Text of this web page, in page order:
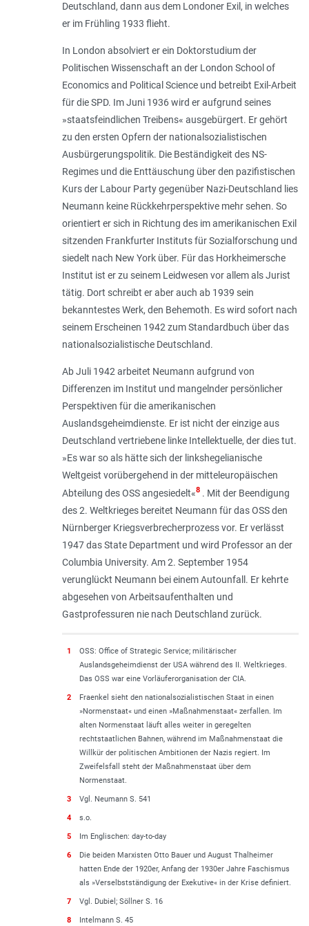
Deutschland, dann aus dem Londoner Exil, in welches
er im Frühling 1933 flieht.
In London absolviert er ein Doktorstudium der
Politischen Wissenschaft an der London School of
Economics and Political Science und betreibt Exil-Arbeit
für die SPD. Im Juni 1936 wird er aufgrund seines
»staatsfeindlichen Treibens« ausgebürgert. Er gehört
zu den ersten Opfern der nationalsozialistischen
Ausbürgerungspolitik. Die Beständigkeit des NS-
Regimes und die Enttäuschung über den pazifistischen
Kurs der Labour Party gegenüber Nazi-Deutschland lies
Neumann keine Rückkehrperspektive mehr sehen. So
orientiert er sich in Richtung des im amerikanischen Exil
sitzenden Frankfurter Instituts für Sozialforschung und
siedelt nach New York über. Für das Horkheimersche
Institut ist er zu seinem Leidwesen vor allem als Jurist
tätig. Dort schreibt er aber auch ab 1939 sein
bekanntestes Werk, den Behemoth. Es wird sofort nach
seinem Erscheinen 1942 zum Standardbuch über das
nationalsozialistische Deutschland.
Ab Juli 1942 arbeitet Neumann aufgrund von
Differenzen im Institut und mangelnder persönlicher
Perspektiven für die amerikanischen
Auslandsgeheimdienste. Er ist nicht der einzige aus
Deutschland vertriebene linke Intellektuelle, der dies tut.
»Es war so als hätte sich der linkshegelianische
Weltgeist vorübergehend in der mitteleuropäischen
Abteilung des OSS angesiedelt«8. Mit der Beendigung
des 2. Weltkrieges bereitet Neumann für das OSS den
Nürnberger Kriegsverbrecherprozess vor. Er verlässt
1947 das State Department und wird Professor an der
Columbia University. Am 2. September 1954
verunglückt Neumann bei einem Autounfall. Er kehrte
abgesehen von Arbeitsaufenthalten und
Gastprofessuren nie nach Deutschland zurück.
1
OSS: Office of Strategic Service; militärischer
Auslandsgeheimdienst der USA während des II. Weltkrieges.
Das OSS war eine Vorläuferorganisation der CIA.
2
Fraenkel sieht den nationalsozialistischen Staat in einen
»Normenstaat« und einen »Maßnahmenstaat« zerfallen. Im
alten Normenstaat läuft alles weiter in geregelten
rechtstaatlichen Bahnen, während im Maßnahmenstaat die
Willkür der politischen Ambitionen der Nazis regiert. Im
Zweifelsfall steht der Maßnahmenstaat über dem
Normenstaat.
3 Vgl. Neumann S. 541
4 s.o.
5 Im Englischen: day-to-day
6
Die beiden Marxisten Otto Bauer und August Thalheimer
hatten Ende der 1920er, Anfang der 1930er Jahre Faschismus
als »Verselbstständigung der Exekutive« in der Krise definiert.
7 Vgl. Dubiel; Söllner S. 16
8 Intelmann S. 45